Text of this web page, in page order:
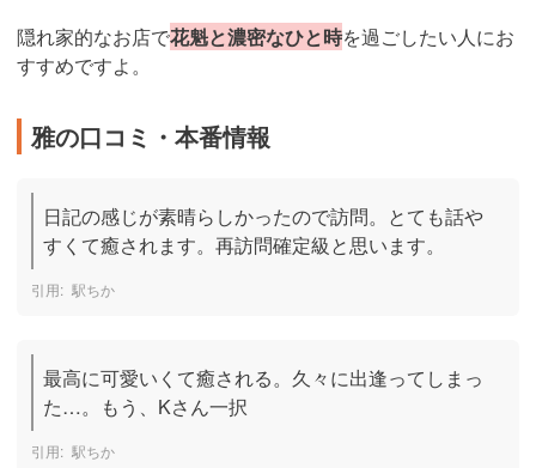
隠れ家的なお店で花魁と濃密なひと時を過ごしたい人にお
すすめですよ。
雅の口コミ・本番情報
日記の感じが素晴らしかったので訪問。とても話や
すくて癒されます。再訪問確定級と思います。
駅ちか
最高に可愛いくて癒される。久々に出逢ってしまっ
た…。もう、Kさん一択
駅ちか